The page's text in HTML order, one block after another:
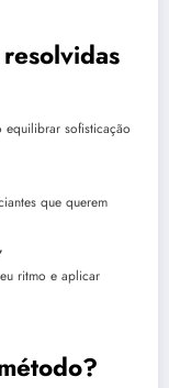
sofisticação
que querem
ritmo e aplicar